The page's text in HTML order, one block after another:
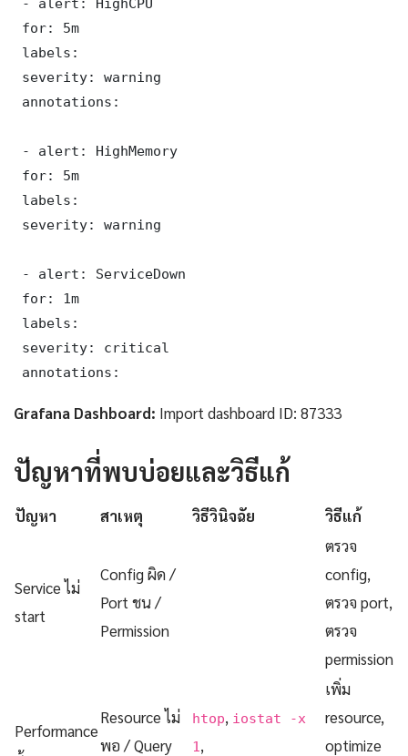
- alert: HighCPU
for: 5m
labels:
severity: warning
annotations:
- alert: HighMemory
for: 5m
labels:
severity: warning
- alert: ServiceDown
for: 1m
labels:
severity: critical
annotations:
Grafana Dashboard: Import dashboard ID: 87333
ปัญหาที่พบบ่อยและวิธีแก้
ปัญหา สาเหตุ วิธีวินิจฉัย วิธีแก้
Service ไม่
start
Config ผิด /
Port ชน /
Permission
ตรวจ
config,
ตรวจ port,
ตรวจ
permission
Performance
Resource ไม่
พอ / Query
htop, iostat -x
1 ,
เพิ่ม
resource,
optimize